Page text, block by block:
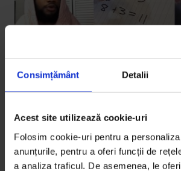
Consimțământ Detalii
Acest site utilizează cookie-uri
Folosim cookie-uri pentru a
anunțurile, pentru a oferi funcții de
a analiza traficul. De asemenea, le
Coronavirus
Best of #coronavirus pe
Epidemia ca fenomen cultural, așa